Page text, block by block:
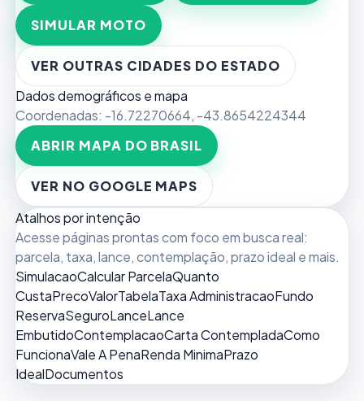
SIMULAR MOTO
VER OUTRAS CIDADES DO ESTADO
Dados demográficos e mapa
Coordenadas: -16.72270664, -43.8654224344
ABRIR MAPA DO BRASIL
VER NO GOOGLE MAPS
Atalhos por intenção
Acesse páginas prontas com foco em busca real:
parcela, taxa, lance, contemplação, prazo ideal e mais.
SimulacaoCalcular ParcelaQuanto
CustaPrecoValorTabelaTaxa AdministracaoFundo
ReservaSeguroLanceLance
EmbutidoContemplacaoCarta ContempladaComo
FuncionaVale A PenaRenda MinimaPrazo
IdealDocumentos